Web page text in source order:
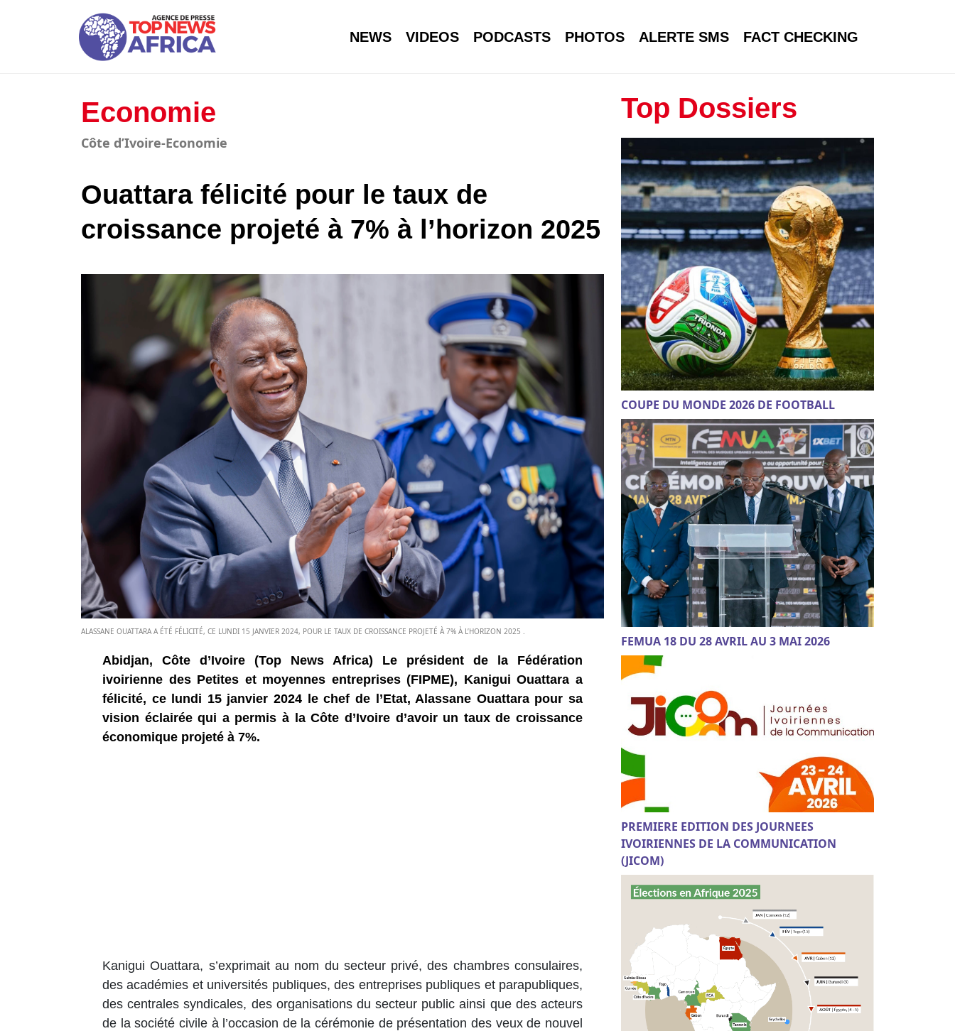
NEWS VIDEOS PODCASTS PHOTOS ALERTE SMS FACT CHECKING
Economie
Côte d’Ivoire-Economie
Ouattara félicité pour le taux de
croissance projeté à 7% à l’horizon 2025
ALASSANE OUATTARA A ÉTÉ FÉLICITÉ, CE LUNDI 15 JANVIER 2024, POUR LE TAUX DE CROISSANCE PROJETÉ À 7% À L’HORIZON 2025 .
Abidjan, Côte d’Ivoire (Top News Africa) Le président de la Fédération
ivoirienne des Petites et moyennes entreprises (FIPME), Kanigui Ouattara a
félicité, ce lundi 15 janvier 2024 le chef de l’Etat, Alassane Ouattara pour sa
vision éclairée qui a permis à la Côte d’Ivoire d’avoir un taux de croissance
économique projeté à 7%.
Kanigui Ouattara, s’exprimait au nom du secteur privé, des chambres consulaires,
des académies et universités publiques, des entreprises publiques et parapubliques,
des centrales syndicales, des organisations du secteur public ainsi que des acteurs
de la société civile à l’occasion de la cérémonie de présentation des veux de nouvel
Top Dossiers
COUPE DU MONDE 2026 DE FOOTBALL
FEMUA 18 DU 28 AVRIL AU 3 MAI 2026
PREMIERE EDITION DES JOURNEES
IVOIRIENNES DE LA COMMUNICATION
(JICOM)